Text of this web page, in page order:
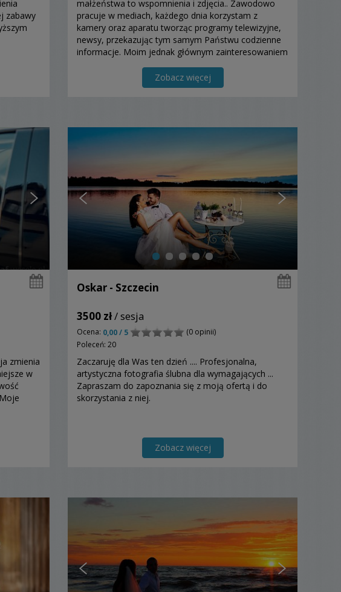
zabawy
małżeństwa to wspomnienia i zdjęcia.. Zawodowo
pracuje w mediach, każdego dnia korzystam z
kamery oraz aparatu tworząc programy telewizyjne,
newsy, przekazując tym samym Państwu codzienne
informacje. Moim jednak głównym zainteresowaniem
Zobacz więcej
zmienia
w
Oskar - Szczecin
3500 zł/ sesja
Ocena: 0,00 / 5
(0 opinii)
Poleceń: 20
Zaczaruję dla Was ten dzień .... Profesjonalna,
artystyczna fotografia ślubna dla wymagających ...
Zapraszam do zapoznania się z moją ofertą i do
skorzystania z niej.
Zobacz więcej